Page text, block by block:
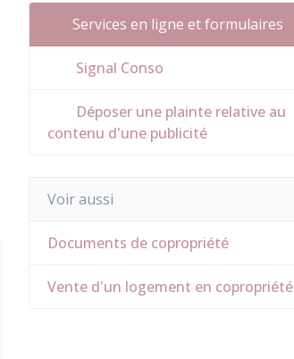
Services en ligne et formulaires
Signal Conso
Déposer une plainte relative au
contenu d'une publicité
Voir aussi
Documents de copropriété
Vente d'un logement en copropriété